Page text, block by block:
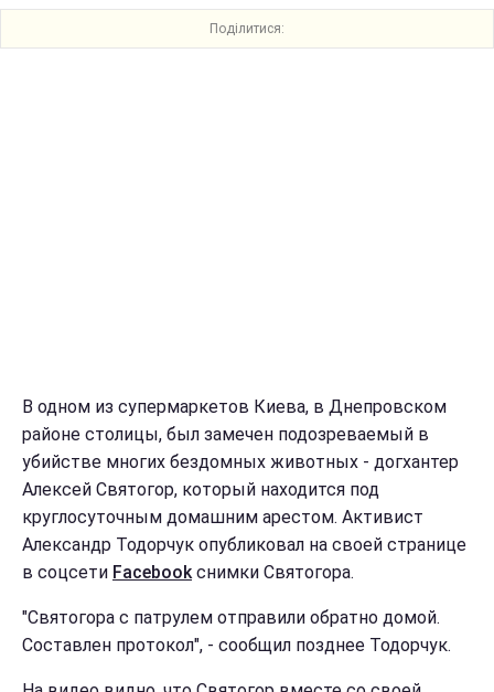
Поділитися:
В одном из супермаркетов Киева, в Днепровском
районе столицы, был замечен подозреваемый в
убийстве многих бездомных животных - догхантер
Алексей Святогор, который находится под
круглосуточным домашним арестом. Активист
Александр Тодорчук опубликовал на своей странице
в соцсети Facebookснимки Святогора.
"Святогора с патрулем отправили обратно домой.
Составлен протокол", - сообщил позднее Тодорчук.